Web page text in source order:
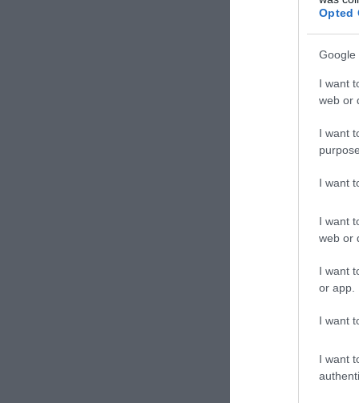
Opted
Google
I want
web or
I want
I want
I want
web or
I want
or app.
I want
I want
Η
με το